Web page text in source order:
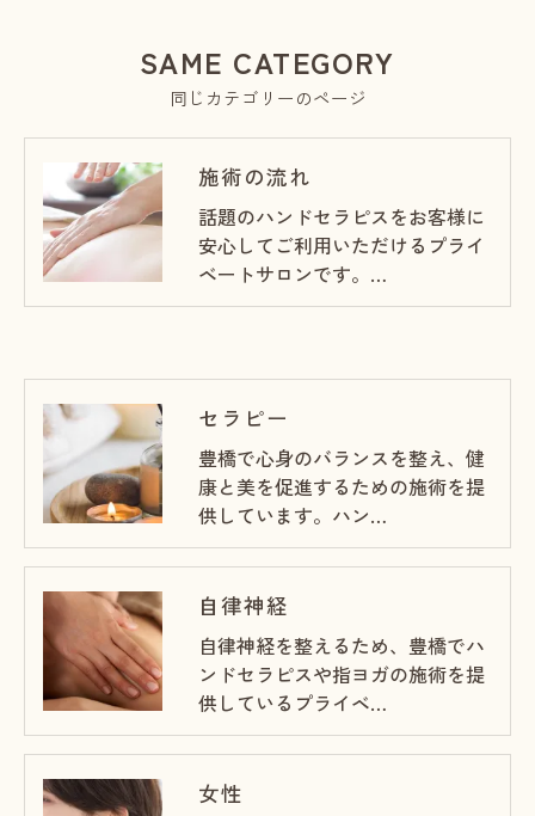
同じカテゴリーのページ
SAME CATEGORY
施術の流れ
話題のハンドセラピスをお客様に
安心してご利用いただけるプライ
ベートサロンです。…
セラピー
豊橋で心身のバランスを整え、健
康と美を促進するための施術を提
供しています。ハン…
自律神経
自律神経を整えるため、豊橋でハ
ンドセラピスや指ヨガの施術を提
供しているプライベ…
女性